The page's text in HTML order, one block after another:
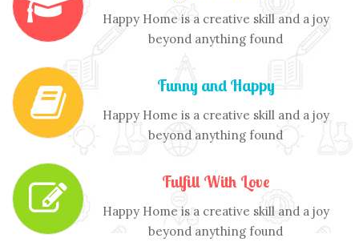
Happy Home is a creative skill and a joy
beyond anything found
Funny and Happy
Happy Home is a creative skill and a joy
beyond anything found
Fulfill With Love
Happy Home is a creative skill and a joy
beyond anything found